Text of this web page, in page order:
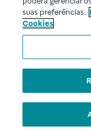
suas preferências.
Cookies